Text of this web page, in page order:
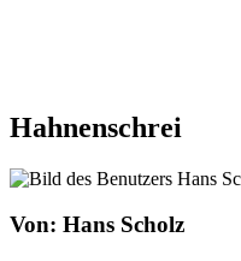
Hahnenschrei
Von: Hans Scholz